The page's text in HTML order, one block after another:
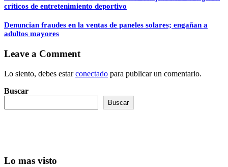
críticos de entretenimiento deportivo
Denuncian fraudes en la ventas de paneles solares; engañan a
adultos mayores
Leave a Comment
Lo siento, debes estarconectado para publicar un comentario.
Buscar
Buscar
Lo mas visto